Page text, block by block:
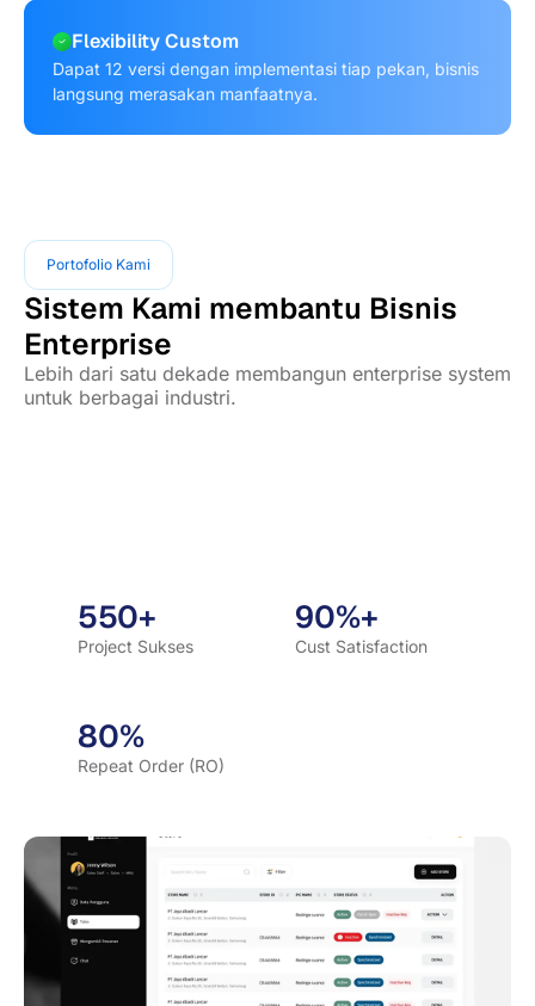
Flexibility Custom
Dapat 12 versi dengan implementasi tiap pekan, bisnis
langsung merasakan manfaatnya.
Portofolio Kami
Sistem Kami membantu Bisnis
Enterprise
Lebih dari satu dekade membangun enterprise system
untuk berbagai industri.
550+
Project Sukses
90%+
Cust Satisfaction
80%
Repeat Order (RO)